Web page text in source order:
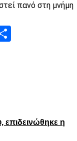
πανό στη μνήμη
επιδεινώθηκε η